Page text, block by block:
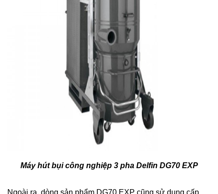
Máy hút bụi công nghiệp 3 pha Delfin DG70 EXP